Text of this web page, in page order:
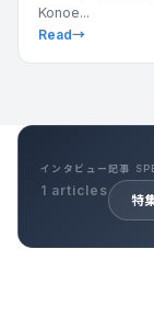
Konoe...
Read→
インタビュー記事
1 articles
特